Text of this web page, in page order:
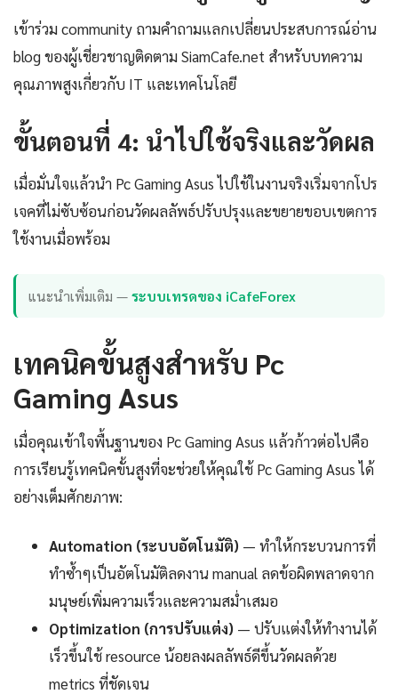
เข้าร่วม community ถามคำถามแลกเปลี่ยนประสบการณ์อ่าน
blog ของผู้เชี่ยวชาญติดตาม SiamCafe.net สำหรับบทความ
คุณภาพสูงเกี่ยวกับ IT และเทคโนโลยี
ขั้นตอนที่ 4: นำไปใช้จริงและวัดผล
เมื่อมั่นใจแล้วนำ Pc Gaming Asus ไปใช้ในงานจริงเริ่มจากโปร
เจคที่ไม่ซับซ้อนก่อนวัดผลลัพธ์ปรับปรุงและขยายขอบเขตการ
ใช้งานเมื่อพร้อม
แนะนำเพิ่มเติม —ระบบเทรดของ iCafeForex
เทคนิคขั้นสูงสำหรับ Pc
Gaming Asus
เมื่อคุณเข้าใจพื้นฐานของ Pc Gaming Asus แล้วก้าวต่อไปคือ
การเรียนรู้เทคนิคขั้นสูงที่จะช่วยให้คุณใช้ Pc Gaming Asus ได้
อย่างเต็มศักยภาพ:
Automation (ระบบอัตโนมัติ) — ทำให้กระบวนการที่
ทำซ้ำๆเป็นอัตโนมัติลดงาน manual ลดข้อผิดพลาดจาก
มนุษย์เพิ่มความเร็วและความสม่ำเสมอ
Optimization (การปรับแต่ง) — ปรับแต่งให้ทำงานได้
เร็วขึ้นใช้ resource น้อยลงผลลัพธ์ดีขึ้นวัดผลด้วย
metrics ที่ชัดเจน